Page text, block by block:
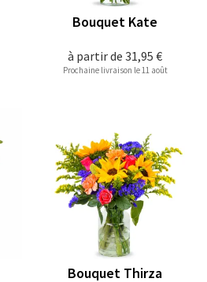
à partir de 31,95 €
Bouquet Kate
Prochaine livraison le 11 août
Bouquet Thirza